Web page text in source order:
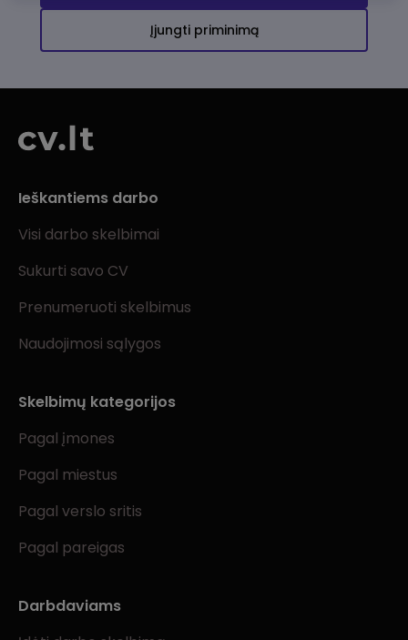
Įjungti priminimą
Ieškantiems darbo
Visi darbo skelbimai
Sukurti savo CV
Prenumeruoti skelbimus
Naudojimosi sąlygos
Skelbimų kategorijos
Pagal įmones
Pagal miestus
Pagal verslo sritis
Pagal pareigas
Darbdaviams